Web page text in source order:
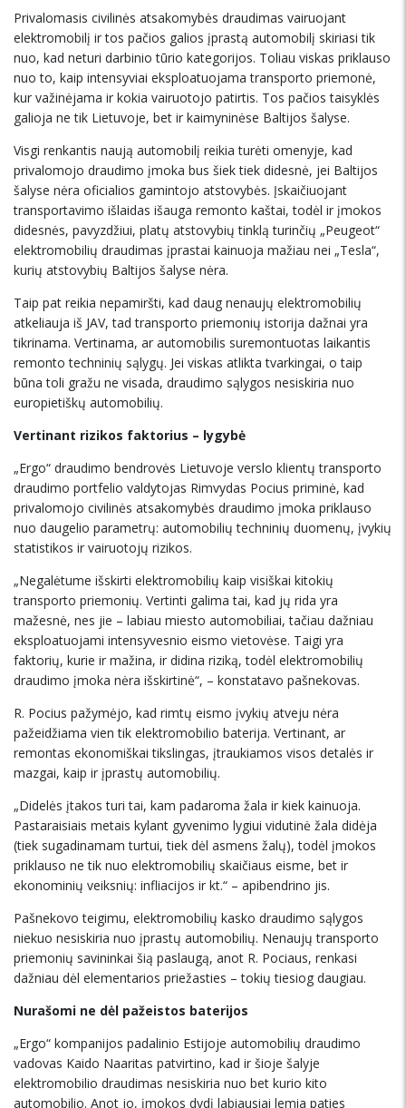
Privalomasis civilinės atsakomybės draudimas vairuojant
elektromobilį ir tos pačios galios įprastą automobilį skiriasi tik
nuo, kad neturi darbinio tūrio kategorijos. Toliau viskas priklauso
nuo to, kaip intensyviai eksploatuojama transporto priemonė,
kur važinėjama ir kokia vairuotojo patirtis. Tos pačios taisyklės
galioja ne tik Lietuvoje, bet ir kaimyninėse Baltijos šalyse.
Visgi renkantis naują automobilį reikia turėti omenyje, kad
privalomojo draudimo įmoka bus šiek tiek didesnė, jei Baltijos
šalyse nėra oficialios gamintojo atstovybės. Įskaičiuojant
transportavimo išlaidas išauga remonto kaštai, todėl ir įmokos
didesnės, pavyzdžiui, platų atstovybių tinklą turinčių „Peugeot“
elektromobilių draudimas įprastai kainuoja mažiau nei „Tesla“,
kurių atstovybių Baltijos šalyse nėra.
Taip pat reikia nepamiršti, kad daug nenaujų elektromobilių
atkeliauja iš JAV, tad transporto priemonių istorija dažnai yra
tikrinama. Vertinama, ar automobilis suremontuotas laikantis
remonto techninių sąlygų. Jei viskas atlikta tvarkingai, o taip
būna toli gražu ne visada, draudimo sąlygos nesiskiria nuo
europietiškų automobilių.
Vertinant rizikos faktorius – lygybė
„Ergo“ draudimo bendrovės Lietuvoje verslo klientų transporto
draudimo portfelio valdytojas Rimvydas Pocius priminė, kad
privalomojo civilinės atsakomybės draudimo įmoka priklauso
nuo daugelio parametrų: automobilių techninių duomenų, įvykių
statistikos ir vairuotojų rizikos.
„Negalėtume išskirti elektromobilių kaip visiškai kitokių
transporto priemonių. Vertinti galima tai, kad jų rida yra
mažesnė, nes jie – labiau miesto automobiliai, tačiau dažniau
eksploatuojami intensyvesnio eismo vietovėse. Taigi yra
faktorių, kurie ir mažina, ir didina riziką, todėl elektromobilių
draudimo įmoka nėra išskirtinė“, – konstatavo pašnekovas.
R. Pocius pažymėjo, kad rimtų eismo įvykių atveju nėra
pažeidžiama vien tik elektromobilio baterija. Vertinant, ar
remontas ekonomiškai tikslingas, įtraukiamos visos detalės ir
mazgai, kaip ir įprastų automobilių.
„Didelės įtakos turi tai, kam padaroma žala ir kiek kainuoja.
Pastaraisiais metais kylant gyvenimo lygiui vidutinė žala didėja
(tiek sugadinamam turtui, tiek dėl asmens žalų), todėl įmokos
priklauso ne tik nuo elektromobilių skaičiaus eisme, bet ir
ekonominių veiksnių: infliacijos ir kt.“ – apibendrino jis.
Pašnekovo teigimu, elektromobilių kasko draudimo sąlygos
niekuo nesiskiria nuo įprastų automobilių. Nenaujų transporto
priemonių savininkai šią paslaugą, anot R. Pociaus, renkasi
dažniau dėl elementarios priežasties – tokių tiesiog daugiau.
Nurašomi ne dėl pažeistos baterijos
„Ergo“ kompanijos padalinio Estijoje automobilių draudimo
vadovas Kaido Naaritas patvirtino, kad ir šioje šalyje
elektromobilio draudimas nesiskiria nuo bet kurio kito
automobilio. Anot jo, įmokos dydį labiausiai lemia paties